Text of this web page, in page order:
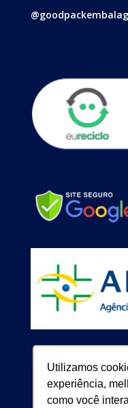
Utilizamos
experiência,
como você